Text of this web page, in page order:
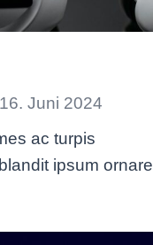
16. Juni 2024
ac turpis
ipsum ornare